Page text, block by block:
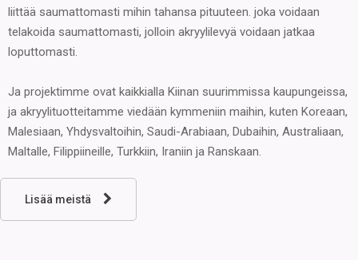
liittää saumattomasti mihin tahansa pituuteen. joka voidaan
telakoida saumattomasti, jolloin akryylilevyä voidaan jatkaa
loputtomasti.
Ja projektimme ovat kaikkialla Kiinan suurimmissa kaupungeissa,
ja akryylituotteitamme viedään kymmeniin maihin, kuten Koreaan,
Malesiaan, Yhdysvaltoihin, Saudi-Arabiaan, Dubaihin, Australiaan,
Maltalle, Filippiineille, Turkkiin, Iraniin ja Ranskaan.
Lisää meistä